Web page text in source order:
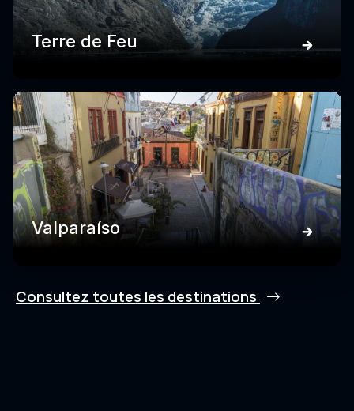
Terre de Feu
Valparaíso
Consultez toutes les destinations